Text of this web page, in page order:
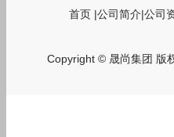
首页 |公司简介|公司
Copyright © 晟尚集团 版